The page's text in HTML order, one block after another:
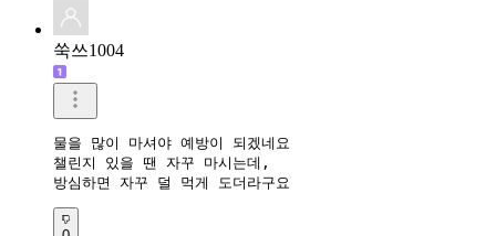
쑥쓰1004
물을 많이 마셔야 예방이 되겠네요
챌린지 있을 땐 자꾸 마시는데,
방심하면 자꾸 덜 먹게 도더라구요